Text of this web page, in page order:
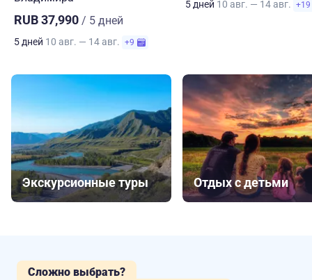
RUB 37,990 / 5 дней
5 дней 10 авг. — 14 авг. +9
5 дней 10 авг. — 14 авг. +19
Экскурсионные туры Отдых с детьми
Сложно выбрать?